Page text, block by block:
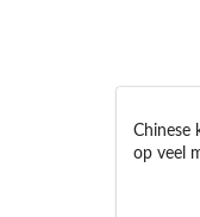
Chinese
op veel